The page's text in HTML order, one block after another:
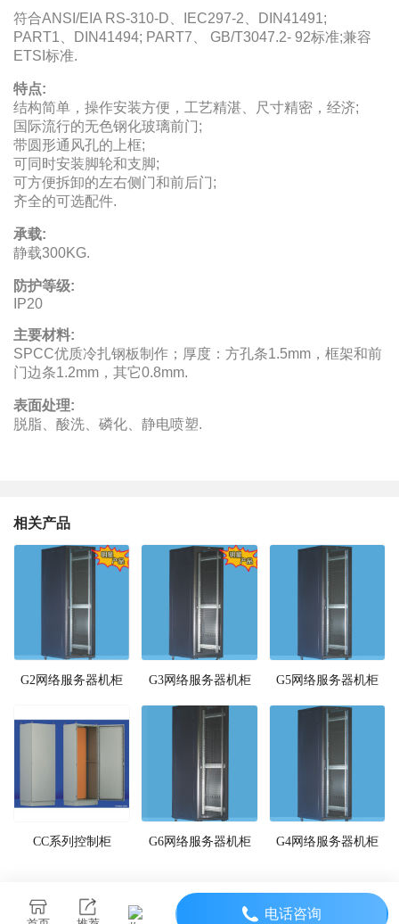
符合ANSI/EIA RS-310-D、IEC297-2、DIN41491;
PART1、DIN41494; PART7、 GB/T3047.2- 92标准;兼容
ETSI标准.
特点:
结构简单，操作安装方便，工艺精湛、尺寸精密，经济;
国际流行的无色钢化玻璃前门;
带圆形通风孔的上框;
可同时安装脚轮和支脚;
可方便拆卸的左右侧门和前后门;
齐全的可选配件.
承载:
静载300KG.
防护等级:
IP20
主要材料:
SPCC优质冷扎钢板制作；厚度：方孔条1.5mm，框架和前
门边条1.2mm，其它0.8mm.
表面处理:
脱脂、酸洗、磷化、静电喷塑.
相关产品
G2网络服务器机柜 G3网络服务器机柜 G5网络服务器机柜
CC系列控制柜 G6网络服务器机柜 G4网络服务器机柜
电话咨询